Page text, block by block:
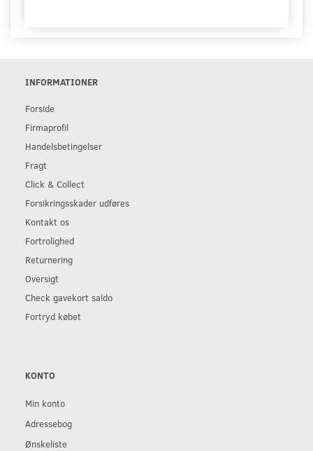
INFORMATIONER
Forside
Firmaprofil
Handelsbetingelser
Fragt
Click & Collect
Forsikringsskader udføres
Kontakt os
Fortrolighed
Returnering
Oversigt
Check gavekort saldo
Fortryd købet
KONTO
Min konto
Adressebog
Ønskeliste